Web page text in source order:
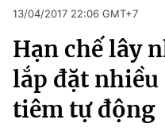
Chuyên mục
Chính trị
Xã hội
Pháp luật
Thể thao
Truyền hình
Văn hóa - Giải trí
13/04/2017 22:06 GMT+7
Hạn chế lây
lắp đặt
tiêm tự động